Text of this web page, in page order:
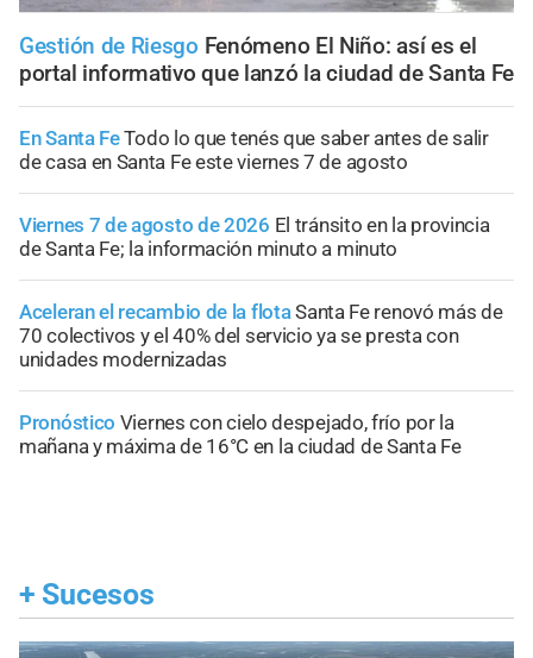
Gestión de Riesgo Fenómeno El Niño: así es el
portal informativo que lanzó la ciudad de Santa Fe
En Santa FeTodo lo que tenés que saber antes de salir
de casa en Santa Fe este viernes 7 de agosto
Viernes 7 de agosto de 2026 El tránsito en la provincia
de Santa Fe; la información minuto a minuto
Aceleran el recambio de la flotaSanta Fe renovó más de
70 colectivos y el 40% del servicio ya se presta con
unidades modernizadas
Pronóstico Viernes con cielo despejado, frío por la
mañana y máxima de 16°C en la ciudad de Santa Fe
+ Sucesos